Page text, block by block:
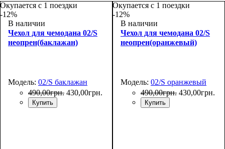
Окупается с 1 поездки
-12%
В наличии
Чехол для чемодана 02/S
неопрен(баклажан)
Модель: 02/S баклажан
490,00грн. 430,00грн.
Купить
Окупается с 1 поездки
-12%
В наличии
Чехол для чемодана 02/S
неопрен(оранжевый)
Модель: 02/S оранжевый
490,00грн. 430,00грн.
Купить